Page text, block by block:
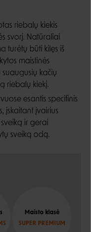
riebalų kiekis
svorį. Natūraliai
turėtų būti kilęs iš
maistinės
kačių
riebalų kiekį.
esantis specifinis
įskaitant įvairius
ir gerai
sveiką odą.
Maisto klasė
SUPER PREMIUM